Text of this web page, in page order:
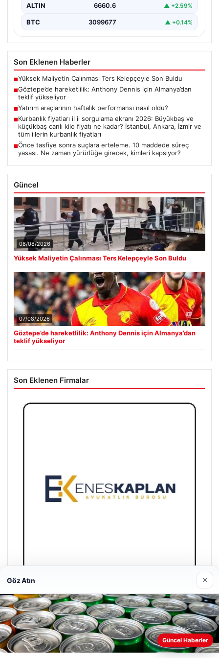
ALTIN 6660.6 ▲ +2.59%
BTC 3099677 ▲ +0.14%
Son Eklenen Haberler
■Yüksek Maliyetin Çalınması Ters Kelepçeyle Son Buldu
■Göztepe’de hareketlilik: Anthony Dennis için Almanya’dan
teklif yükseliyor
■Yatırım araçlarının haftalık performansı nasıl oldu?
■Kurbanlık fiyatları il il sorgulama ekranı 2026: Büyükbaş ve
küçükbaş canlı kilo fiyatı ne kadar? İstanbul, Ankara, İzmir ve
tüm illerin kurbanlık fiyatları
■Önce tasfiye sonra suçlara erteleme. 10 maddede süreç
yasası. Ne zaman yürürlüğe girecek, kimleri kapsıyor?
Güncel
08/08/2026
Yüksek Maliyetin Çalınması Ters Kelepçeyle Son Buldu
07/08/2026
Göztepe’de hareketlilik: Anthony Dennis için Almanya’dan
teklif yükseliyor
Son Eklenen Firmalar
Enes Kaplan Avukatlık Bürosu
28/04/2026
Web sitemizi nasıl kullandığınızı daha iyi anlayabilmek,
Göz Atın ×
Güncel Haberler